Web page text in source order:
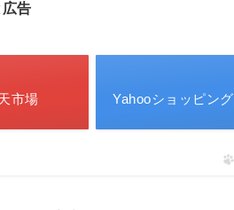
告
市場 Yahooショッピング